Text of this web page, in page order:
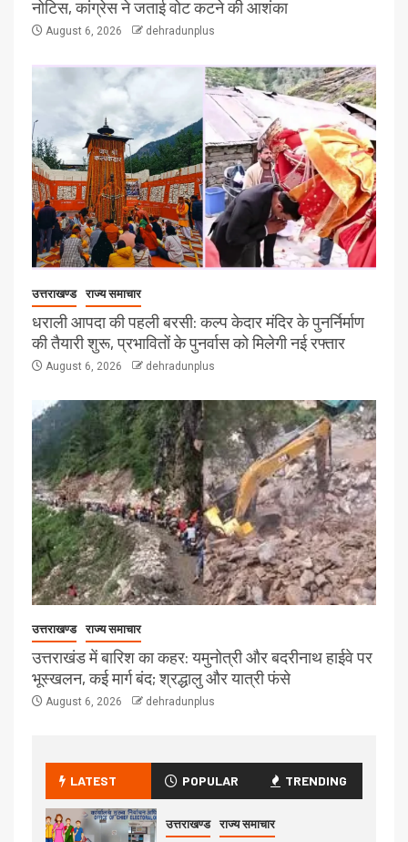
नोटिस, कांग्रेस ने जताई वोट कटने की आशंका
August 6, 2026 dehradunplus
उत्तराखण्ड राज्य समाचार
धराली आपदा की पहली बरसी: कल्प केदार मंदिर के पुनर्निर्माण
की तैयारी शुरू, प्रभावितों के पुनर्वास को मिलेगी नई रफ्तार
August 6, 2026 dehradunplus
उत्तराखण्ड राज्य समाचार
उत्तराखंड में बारिश का कहर: यमुनोत्री और बदरीनाथ हाईवे पर
भूस्खलन, कई मार्ग बंद; श्रद्धालु और यात्री फंसे
August 6, 2026 dehradunplus
LATEST POPULAR TRENDING
उत्तराखण्ड राज्य समाचार